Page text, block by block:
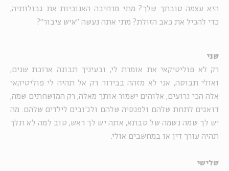
היא עצמה טובתך שלך? מתי מרחיבה האנוכיות את גבולותיה,
כדי להכיל את כאב הזולת? מתי אתה נעשה "איש ציבור"?
שני
רק לא פוליטיקאי את אומרת לי, ובעיניך תבונה ארוכת שנים,
ואולי תבוסה, אני לא מזהה בבירור. רק אל תהיה לי פוליטיקאי
אלה הכי גרועים, אלוהים ישמור אותך מאלה, רק המושחתים שמה,
דואגים לתחת שלהם ולפנסיה שלהם ולג'ובים לילדים שלהם. מה
יש לך שמה נשמה של סבתא, אתה יש לך ראש, טוב למה לא תלך
תהיה עורך דין או במחשבים אולי.
שלישי